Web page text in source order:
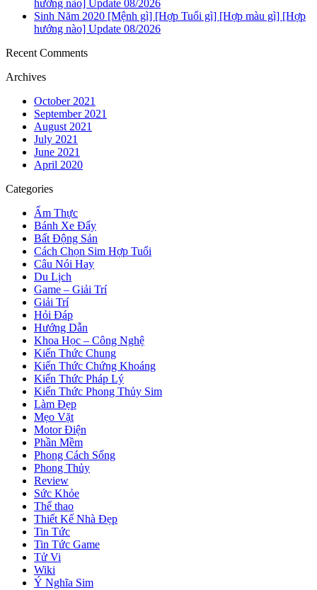
hướng nào] Update 08/2026
Sinh Năm 2020 [Mệnh gì] [Hợp Tuổi gì] [Hợp màu gì] [Hợp
hướng nào] Update 08/2026
Recent Comments
Archives
October 2021
September 2021
August 2021
July 2021
June 2021
April 2020
Categories
Ẩm Thực
Bánh Xe Đẩy
Bất Động Sản
Cách Chọn Sim Hợp Tuổi
Câu Nói Hay
Du Lịch
Game – Giải Trí
Giải Trí
Hỏi Đáp
Hướng Dẫn
Khoa Học – Công Nghệ
Kiến Thức Chung
Kiến Thức Chứng Khoáng
Kiến Thức Pháp Lý
Kiến Thức Phong Thủy Sim
Làm Đẹp
Mẹo Vặt
Motor Điện
Phần Mềm
Phong Cách Sống
Phong Thủy
Review
Sức Khỏe
Thể thao
Thiết Kế Nhà Đẹp
Tin Tức
Tin Tức Game
Tử Vi
Wiki
Ý Nghĩa Sim